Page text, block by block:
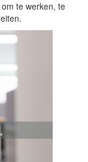
te werken, te